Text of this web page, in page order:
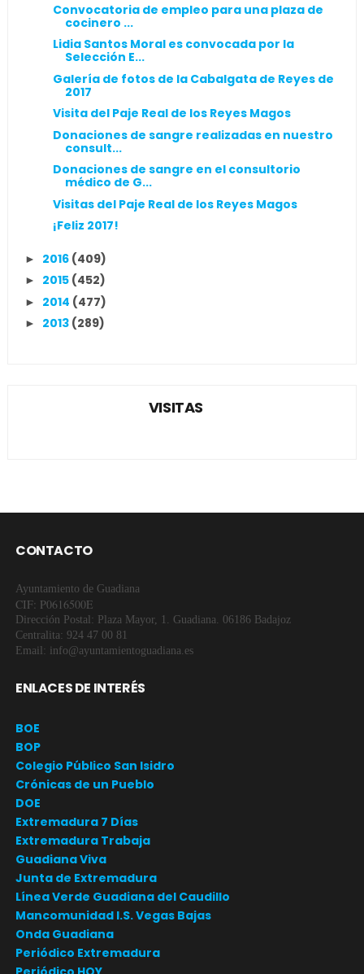
Convocatoria de empleo para una plaza de
cocinero ...
Lidia Santos Moral es convocada por la
Selección E...
Galería de fotos de la Cabalgata de Reyes de
2017
Visita del Paje Real de los Reyes Magos
Donaciones de sangre realizadas en nuestro
consult...
Donaciones de sangre en el consultorio
médico de G...
Visitas del Paje Real de los Reyes Magos
¡Feliz 2017!
► 2016 (409)
► 2015 (452)
► 2014 (477)
► 2013 (289)
VISITAS
CONTACTO
Ayuntamiento de Guadiana
CIF: P0616500E
Dirección Postal: Plaza Mayor, 1. Guadiana. 06186 Badajoz
Centralita: 924 47 00 81
Email: info@ayuntamientoguadiana.es
ENLACES DE INTERÉS
BOE
BOP
Colegio Público San Isidro
Crónicas de un Pueblo
DOE
Extremadura 7 Días
Extremadura Trabaja
Guadiana Viva
Junta de Extremadura
Línea Verde Guadiana del Caudillo
Mancomunidad I.S. Vegas Bajas
Onda Guadiana
Periódico Extremadura